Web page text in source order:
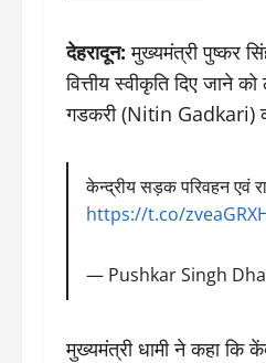
देहरादून: मुख्यमंत्री पुष्कर
वित्तीय स्वीकृति दिए जाने
गडकरी (Nitin Gadkari)
केन्द्रीय सड़क परिवहन एवं
https://t.co/
— Pushkar Singh
मुख्यमंत्री धामी ने कहा कि